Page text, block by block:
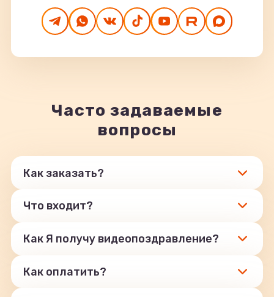
Часто задаваемые
вопросы
Как заказать?
Что входит?
Как Я получу видеопоздравление?
Как оплатить?